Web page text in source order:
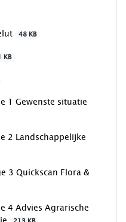
48 KB
KB
1 Gewenste situatie
2 Landschappelijke
3 Quickscan Flora &
4 Advies Agrarische